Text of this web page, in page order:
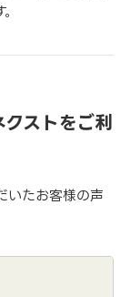
ストをご利
いたお客様の声